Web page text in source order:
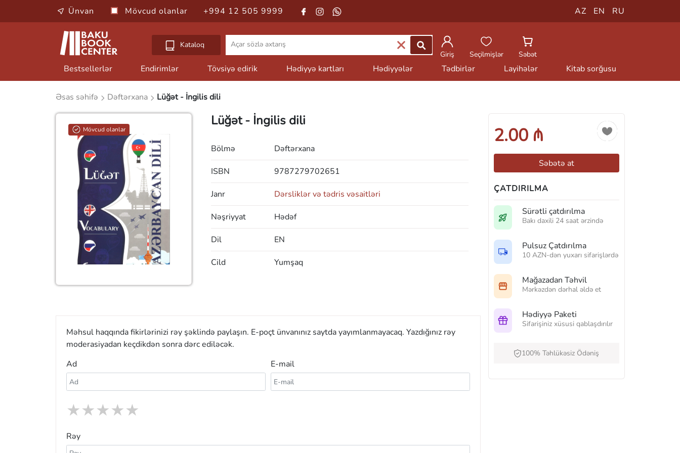
Ünvan Mövcud olanlar +994 12 505 9999 AZ EN RU
Kataloq
Giriş
Seçilmişlər Səbət
Bestsellerlər Endirimlər Tövsiyə edirik Hədiyyə kartları Hədiyyələr Tədbirlər Layihələr Kitab sorğusu
Əsas səhifə Dəftərxana Lüğət - İngilis dili
Mövcud olanlar
Lüğət - İngilis dili
Bölmə Dəftərxana
ISBN 9787279702651
Janr Dərsliklər və tədris vəsaitləri
Nəşriyyat Hədəf
Dil EN
Cild Yumşaq
Məhsul haqqında fikirlərinizi rəy şəklində paylaşın. E-poçt ünvanınız saytda yayımlanmayacaq. Yazdığınız rəy
moderasiyadan keçdikdən sonra dərc ediləcək.
Ad
E-mail
★
★
★
★
★
Rəy
2.00 ₼
Səbətə at
ÇATDIRILMA
Sürətli çatdırılma
Bakı daxili 24 saat ərzində
Pulsuz Çatdırılma
10 AZN-dən yuxarı sifarişlərdə
Mağazadan Təhvil
Mərkəzdən dərhal əldə et
Hədiyyə Paketi
Sifarişiniz xüsusi qablaşdırılır
100% Təhlükəsiz Ödəniş